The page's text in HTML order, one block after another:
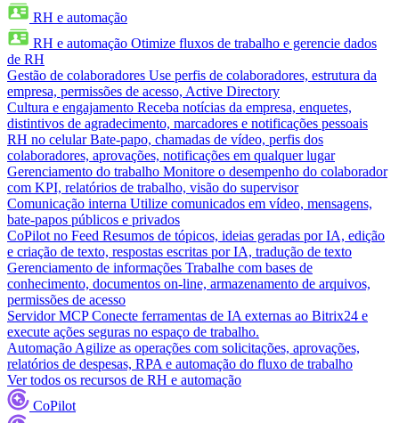
RH e automação
RH e automação Otimize fluxos de trabalho e gerencie dados
de RH
Gestão de colaboradores Use perfis de colaboradores, estrutura da
empresa, permissões de acesso, Active Directory
Cultura e engajamento Receba notícias da empresa, enquetes,
distintivos de agradecimento, marcadores e notificações pessoais
RH no celular Bate-papo, chamadas de vídeo, perfis dos
colaboradores, aprovações, notificações em qualquer lugar
Gerenciamento do trabalho Monitore o desempenho do colaborador
com KPI, relatórios de trabalho, visão do supervisor
Comunicação interna Utilize comunicados em vídeo, mensagens,
bate-papos públicos e privados
CoPilot no Feed Resumos de tópicos, ideias geradas por IA, edição
e criação de texto, respostas escritas por IA, tradução de texto
Gerenciamento de informações Trabalhe com bases de
conhecimento, documentos on-line, armazenamento de arquivos,
permissões de acesso
Servidor MCP Conecte ferramentas de IA externas ao Bitrix24 e
execute ações seguras no espaço de trabalho.
Automação Agilize as operações com solicitações, aprovações,
relatórios de despesas, RPA e automação do fluxo de trabalho
Ver todos os recursos de RH e automação
CoPilot